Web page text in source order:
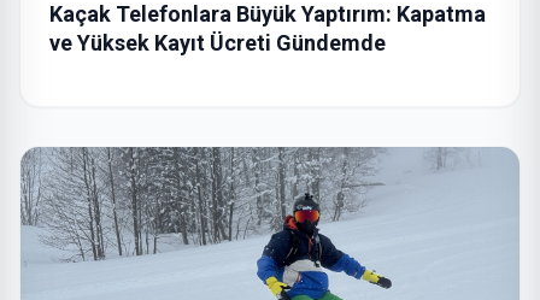
Kaçak Telefonlara Büyük Yaptırım: Kapatma
ve Yüksek Kayıt Ücreti Gündemde